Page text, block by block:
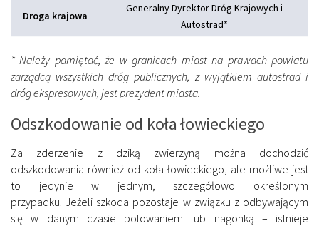
Droga krajowa
Generalny Dyrektor Dróg Krajowych i
Autostrad*
* Należy pamiętać, że w granicach miast na prawach powiatu
zarządcą wszystkich dróg publicznych, z wyjątkiem autostrad i
dróg ekspresowych, jest prezydent miasta.
Odszkodowanie od koła łowieckiego
Za zderzenie z dziką zwierzyną można dochodzić
odszkodowania również od koła łowieckiego, ale możliwe jest
to jedynie w jednym, szczegółowo określonym
przypadku. Jeżeli szkoda pozostaje w związku z odbywającym
się w danym czasie polowaniem lub nagonką – istnieje